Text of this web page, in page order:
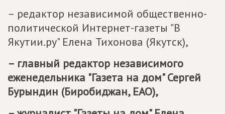
– редактор независимой общественно-
политической Интернет-газеты "В
Якутии.ру" Елена Тихонова (Якутск),
– главный редактор независимого
еженедельника "Газета на дом" Сергей
Бурындин (Биробиджан, ЕАО),